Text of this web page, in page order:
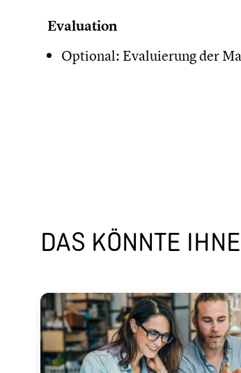
Evaluation
Optional: Evaluierung der
DAS KÖNNTE